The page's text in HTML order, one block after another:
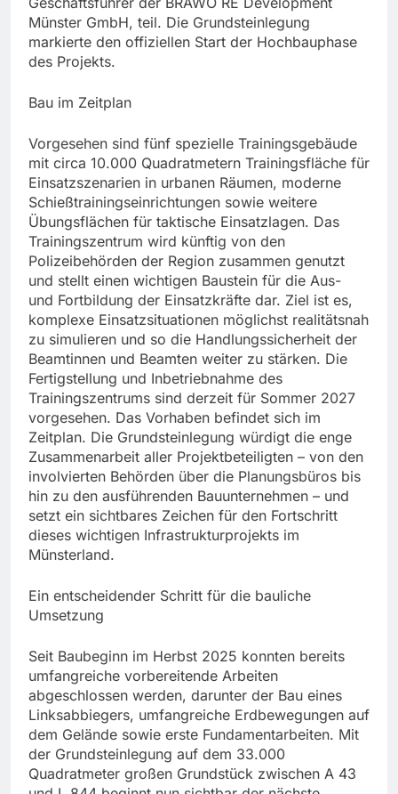
Münster GmbH, teil. Die Grundsteinlegung
markierte den offiziellen Start der Hochbauphase
des Projekts.
Bau im Zeitplan
Vorgesehen sind fünf spezielle Trainingsgebäude
mit circa 10.000 Quadratmetern Trainingsfläche für
Einsatzszenarien in urbanen Räumen, moderne
Schießtrainingseinrichtungen sowie weitere
Übungsflächen für taktische Einsatzlagen. Das
Trainingszentrum wird künftig von den
Polizeibehörden der Region zusammen genutzt
und stellt einen wichtigen Baustein für die Aus-
und Fortbildung der Einsatzkräfte dar. Ziel ist es,
komplexe Einsatzsituationen möglichst realitätsnah
zu simulieren und so die Handlungssicherheit der
Beamtinnen und Beamten weiter zu stärken. Die
Fertigstellung und Inbetriebnahme des
Trainingszentrums sind derzeit für Sommer 2027
vorgesehen. Das Vorhaben befindet sich im
Zeitplan. Die Grundsteinlegung würdigt die enge
Zusammenarbeit aller Projektbeteiligten – von den
involvierten Behörden über die Planungsbüros bis
hin zu den ausführenden Bauunternehmen – und
setzt ein sichtbares Zeichen für den Fortschritt
dieses wichtigen Infrastrukturprojekts im
Münsterland.
Ein entscheidender Schritt für die bauliche
Umsetzung
Seit Baubeginn im Herbst 2025 konnten bereits
umfangreiche vorbereitende Arbeiten
abgeschlossen werden, darunter der Bau eines
Linksabbiegers, umfangreiche Erdbewegungen auf
dem Gelände sowie erste Fundamentarbeiten. Mit
der Grundsteinlegung auf dem 33.000
Quadratmeter großen Grundstück zwischen A 43